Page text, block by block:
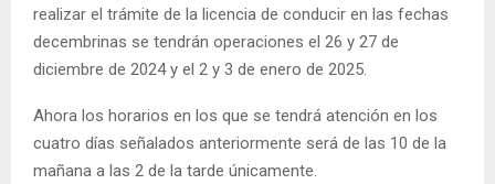
realizar el trámite de la licencia de conducir en las fechas
decembrinas se tendrán operaciones el 26 y 27 de
diciembre de 2024 y el 2 y 3 de enero de 2025.
Ahora los horarios en los que se tendrá atención en los
cuatro días señalados anteriormente será de las 10 de la
mañana a las 2 de la tarde únicamente.